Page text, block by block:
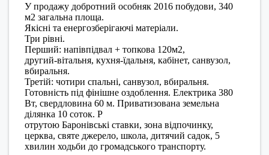
У продажу добротний особняк 2016 побудови, 340
м2 загальна площа.
Якісні та енергозберігаючі матеріали.
Три рівні.
Перший: напівпідвал + топкова 120м2,
другий-вітальня, кухня-їдальня, кабінет, санвузол,
вбиральня.
Третій: чотири спальні, санвузол, вбиральня.
Готовність під фінішне оздоблення. Електрика 380
Вт, свердловина 60 м. Приватизована земельна
ділянка 10 соток. Р
отрутою Баронівські ставки, зона відпочинку,
церква, святе джерело, школа, дитячий садок, 5
хвилин ходьби до громадського транспорту.